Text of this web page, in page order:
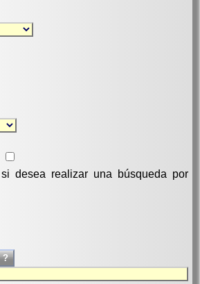
desea realizar una búsqueda por